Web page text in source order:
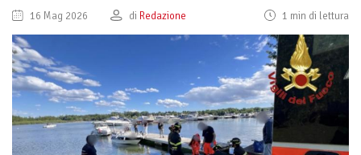
16 Mag 2026 di Redazione 1 min di lettura